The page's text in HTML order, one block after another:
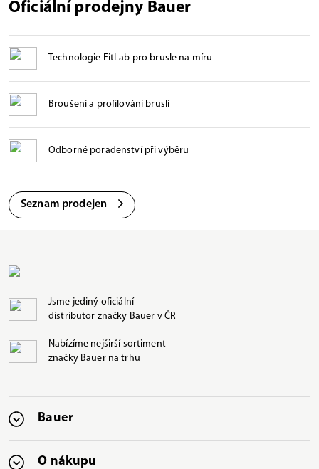
Oficiální prodejny Bauer
Technologie FitLab pro brusle na míru
Broušení a profilování bruslí
Odborné poradenství při výběru
Seznam prodejen
Jsme jediný oficiální
distributor značky Bauer v ČR
Nabízíme nejširší sortiment
značky Bauer na trhu
Bauer
O nákupu